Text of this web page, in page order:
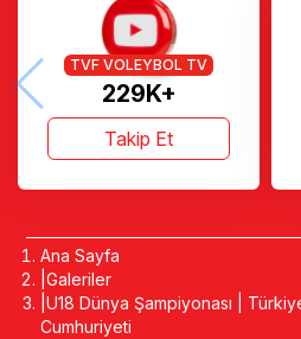
229K+
TVF VOLEYBOL TV
Takip Et
Ana Sayfa
Galeriler
U18 Dünya Şampiyonası |
Cumhuriyeti